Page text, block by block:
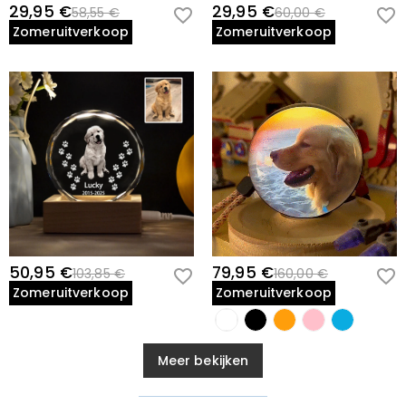
29,95 €58,55 €
Zomeruitverkoop
29,95 €60,00 €
Zomeruitverkoop
50,95 €103,85 €
Zomeruitverkoop
79,95 €160,00 €
Zomeruitverkoop
Meer bekijken